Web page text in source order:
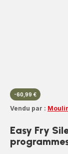
-60,99 €
Vendu par :
Easy Fry